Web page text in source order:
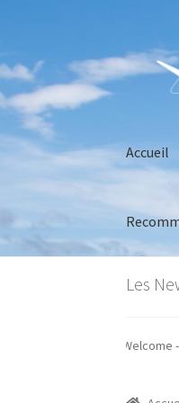
Aller
à
Aller
au
contenu
Accueil
Accueil
Les
sont indiqués hors taxes -